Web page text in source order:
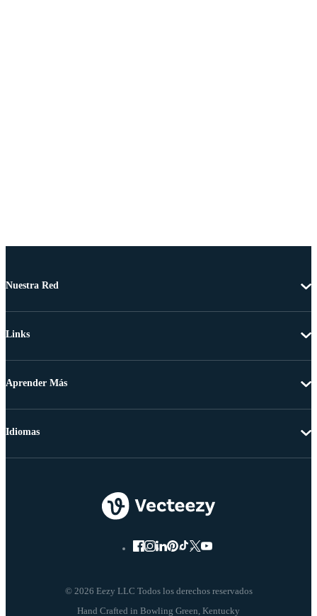
Nuestra Red
Links
Aprender Más
© 2026 Eezy LLC Todos los derechos reservados
Idiomas